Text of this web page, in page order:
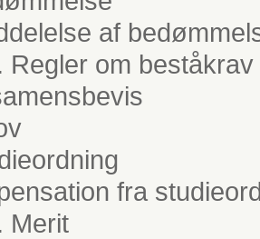
af
Regler om
fra
Merit